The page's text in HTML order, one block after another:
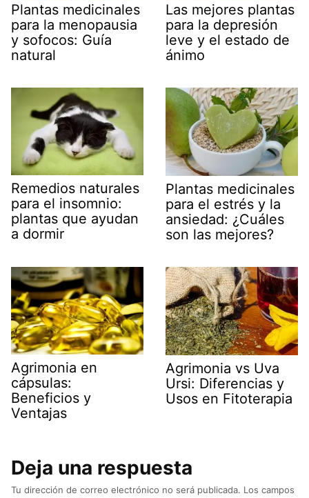
Plantas medicinales
para la menopausia
y sofocos: Guía
natural
Las mejores plantas
para la depresión
leve y el estado de
ánimo
Remedios naturales
para el insomnio:
plantas que ayudan
a dormir
Plantas medicinales
para el estrés y la
ansiedad: ¿Cuáles
son las mejores?
Agrimonia en
cápsulas:
Beneficios y
Ventajas
Agrimonia vs Uva
Ursi: Diferencias y
Usos en Fitoterapia
Deja una respuesta
Tu dirección de correo electrónico no será publicada. Los campos